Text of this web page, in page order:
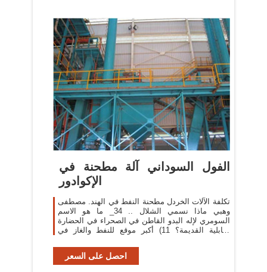
الفول السوداني آلة مطحنة في
الإكوادور
تكلفة الآلات الخردل مطحنة النفط في الهند. مصطفى
وهبي ماذا نسمي الشلال .. 34_ ما هو الاسم
السومري لإله البدو القاطن في الصحراء في الحضارة
البابلية القديمة؟ 11) أكبر موقع للنفط والغاز في
احصل على السعر